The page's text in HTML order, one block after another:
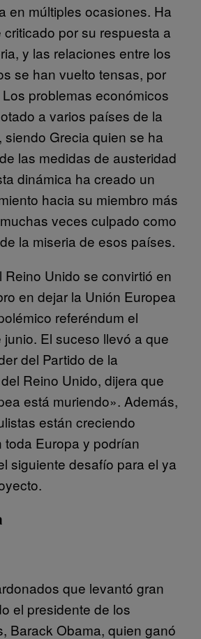
en múltiples ocasiones. Ha
por su respuesta a
y las relaciones entre los
se han vuelto tensas, por
problemas económicos
a varios países de la
siendo Grecia quien se ha
las medidas de austeridad
dinámica ha creado un
hacia su miembro más
veces culpado como
la miseria de esos países.
Reino Unido se convirtió en
en dejar la Unión Europea
referéndum el
El suceso llevó a que
del Partido de la
Reino Unido, dijera que
está muriendo». Además,
están creciendo
toda Europa y podrían
siguiente desafío para el ya
que levantó gran
el presidente de los
Barack Obama, quien ganó